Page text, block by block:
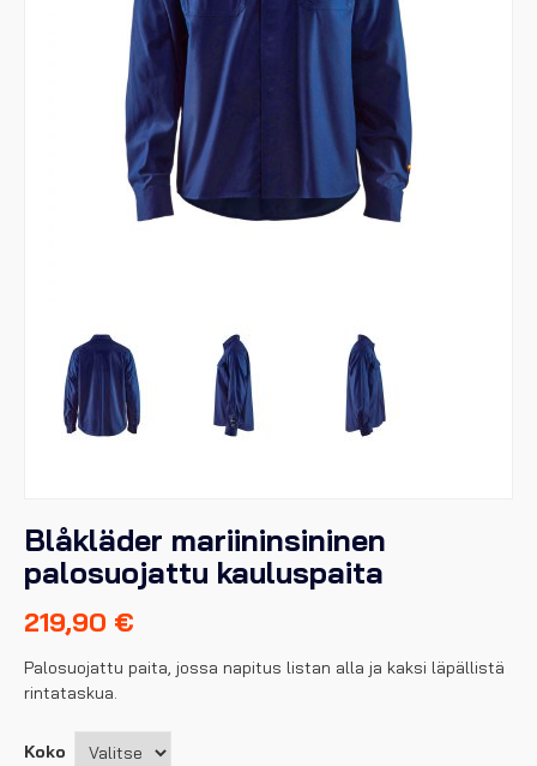
Blåkläder mariininsininen
palosuojattu kauluspaita
219,90 €
Palosuojattu paita, jossa napitus listan alla ja kaksi läpällistä
rintataskua.
Koko